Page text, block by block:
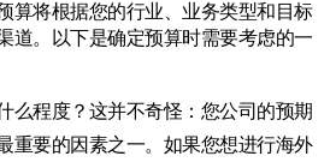
算将根据您的行业、业务类型和目标
道。以下是确定预算时需要考虑的一
么程度？这并不奇怪：您公司的预期
重要的因素之一。如果您想进行海外